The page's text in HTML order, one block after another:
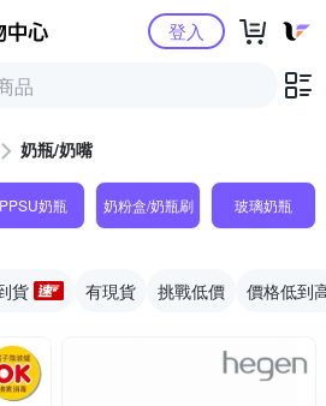
Yahoo購物中心登入
奶瓶/奶嘴
PPSU奶瓶 奶粉盒/奶瓶刷 玻璃奶瓶
貨 有現貨 挑戰低價 價格低到